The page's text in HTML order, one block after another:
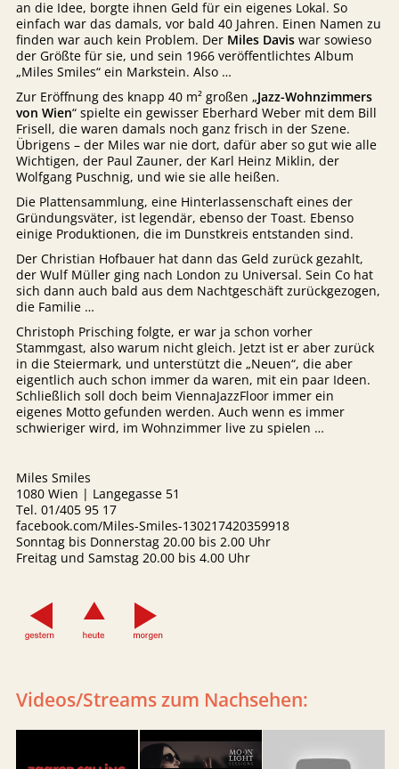
an die Idee, borgte ihnen Geld für ein eigenes Lokal. So
einfach war das damals, vor bald 40 Jahren. Einen Namen zu
finden war auch kein Problem. Der Miles Daviswar sowieso
der Größte für sie, und sein 1966 veröffentlichtes Album
„Miles Smiles“ ein Markstein. Also …
Zur Eröffnung des knapp 40 m² großen „Jazz-Wohnzimmers
von Wien“ spielte ein gewisser Eberhard Weber mit dem Bill
Frisell, die waren damals noch ganz frisch in der Szene.
Übrigens – der Miles war nie dort, dafür aber so gut wie alle
Wichtigen, der Paul Zauner, der Karl Heinz Miklin, der
Wolfgang Puschnig, und wie sie alle heißen.
Die Plattensammlung, eine Hinterlassenschaft eines der
Gründungsväter, ist legendär, ebenso der Toast. Ebenso
einige Produktionen, die im Dunstkreis entstanden sind.
Der Christian Hofbauer hat dann das Geld zurück gezahlt,
der Wulf Müller ging nach London zu Universal. Sein Co hat
sich dann auch bald aus dem Nachtgeschäft zurückgezogen,
die Familie …
Christoph Prisching folgte, er war ja schon vorher
Stammgast, also warum nicht gleich. Jetzt ist er aber zurück
in die Steiermark, und unterstützt die „Neuen“, die aber
eigentlich auch schon immer da waren, mit ein paar Ideen.
Schließlich soll doch beim ViennaJazzFloor immer ein
eigenes Motto gefunden werden. Auch wenn es immer
schwieriger wird, im Wohnzimmer live zu spielen …
Miles Smiles
1080 Wien | Langegasse 51
Tel. 01/405 95 17
facebook.com/Miles-Smiles-130217420359918
Sonntag bis Donnerstag 20.00 bis 2.00 Uhr
Freitag und Samstag 20.00 bis 4.00 Uhr
Videos/Streams zum Nachsehen: